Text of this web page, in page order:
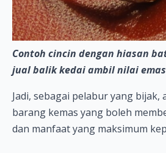
Contoh cincin dengan hiasan
jual balik kedai ambil nilai
Jadi, sebagai pelabur yang bijak,
barang kemas yang boleh
dan manfaat yang maksimum